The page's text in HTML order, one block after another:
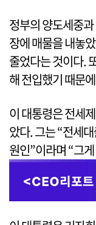
정부의 양도세중
장에 매물을 내놓
줄었다는 것이다.
해 전입했기 때문
이 대통령은 전세
았다. 그는 “전세
원인”이라며 “그